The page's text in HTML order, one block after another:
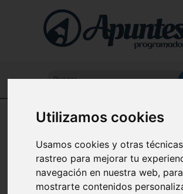
Utilizamos cookies
Usamos cookies y otras
rastreo para mejorar tu
navegación en nuestra web, para
mostrarte contenidos
Buscar...
Home
Apuntes de Linux (Certificación LPI -
en español